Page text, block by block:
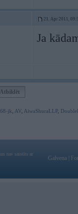
21. Apr 2011,
Ja
Atbildēt
jk AV AiwaShuraLLP,
nav saistīts ar
Galvena